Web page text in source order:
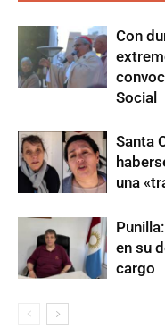
Con
Social
Santa
una
en su
cargo